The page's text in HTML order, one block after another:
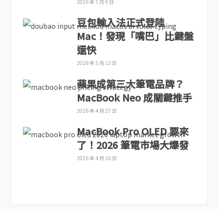
2026 年 7 月 9 日
豆包輸入法正式登陸
Mac！發現「嘴巴」比鍵盤
還快
2026 年 5 月 13 日
蘋果成第三大筆電品牌？
MacBook Neo 成關鍵推手
2026 年 4 月 27 日
MacBook Pro OLED 要來
了！2026 筆電市場大爆發
2026 年 4 月 16 日